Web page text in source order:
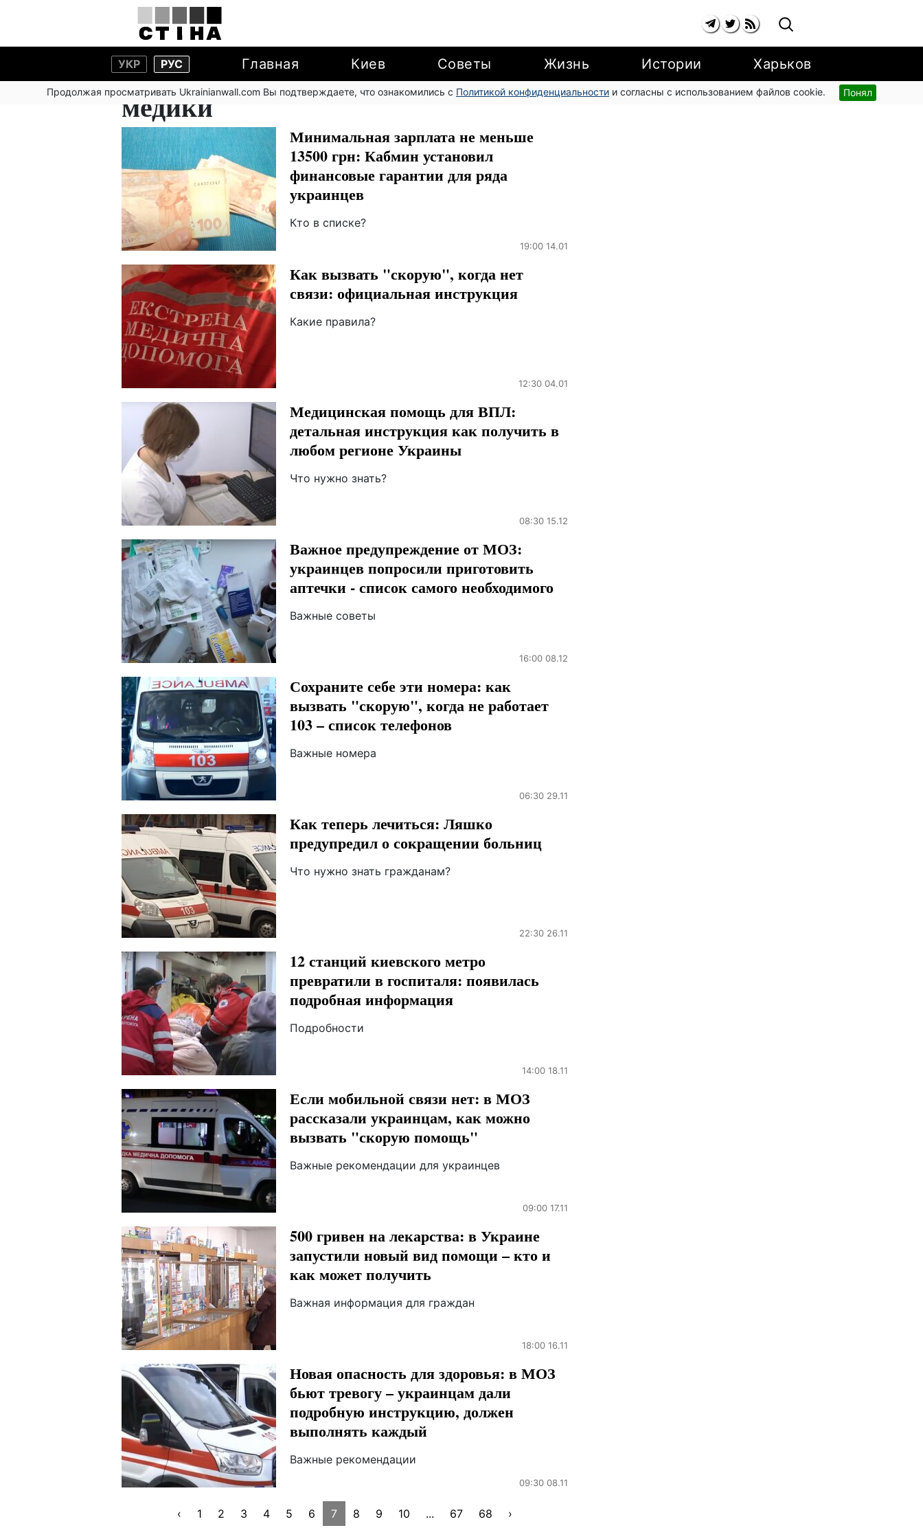
УКР РУС Главная Киев Советы Жизнь Истории Харьков
Продолжая просматривать Ukrainianwall.com Вы подтверждаете, что ознакомились с Политикой конфиденциальности и согласны с использованием файлов cookie. Понял
медики
Минимальная зарплата не меньше
13500 грн: Кабмин установил
финансовые гарантии для ряда
украинцев
Кто в списке?
19:00 14.01
Как вызвать "скорую", когда нет
связи: официальная инструкция
Какие правила?
12:30 04.01
Медицинская помощь для ВПЛ:
детальная инструкция как получить в
любом регионе Украины
Что нужно знать?
08:30 15.12
Важное предупреждение от МОЗ:
украинцев попросили приготовить
аптечки - список самого необходимого
Важные советы
16:00 08.12
Сохраните себе эти номера: как
вызвать "скорую", когда не работает
103 – список телефонов
Важные номера
06:30 29.11
Как теперь лечиться: Ляшко
предупредил о сокращении больниц
Что нужно знать гражданам?
22:30 26.11
12 станций киевского метро
превратили в госпиталя: появилась
подробная информация
Подробности
14:00 18.11
Если мобильной связи нет: в МОЗ
рассказали украинцам, как можно
вызвать "скорую помощь"
Важные рекомендации для украинцев
09:00 17.11
500 гривен на лекарства: в Украине
запустили новый вид помощи – кто и
как может получить
Важная информация для граждан
18:00 16.11
Новая опасность для здоровья: в МОЗ
бьют тревогу – украинцам дали
подробную инструкцию, должен
выполнять каждый
Важные рекомендации
09:30 08.11
‹ 1 2 3 4 5 6 7 8 9 10 ... 67 68 ›